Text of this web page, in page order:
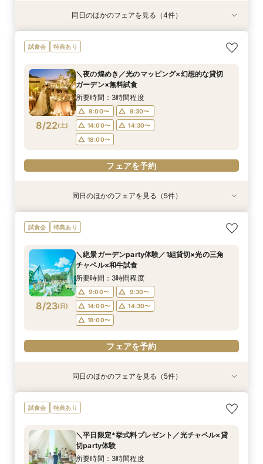
特典あり
8/21(金)
＼1軒目限定★3万ギフト付／ドレス＆挙式料プレ
ゼント×和牛試食
11:00〜
12:00〜
14:00〜
16:00〜
18:00〜
フェアを予約
特典あり
8/21(金)
【6名～30名の少人数婚】挙式＆会食Newプラ
ン誕生！無料試食付
11:00〜
12:00〜
14:00〜
16:00〜
18:00〜
フェアを予約
8/21(金)
【60分で完結】即決営業ナシで安心！気軽によ
りみちツアー
12:00〜
13:00〜
15:00〜
16:00〜
17:00〜
フェアを予約
8/21(金)
【タイパ重視！60分で完結◎】オンラインで会
場案内＆相談会
12:00〜
13:00〜
15:00〜
16:00〜
17:00〜
フェアを予約
同日のほかのフェアを見る（4件）
試食会 特典あり
8/22(土)
＼夜の煌めき／光のマッピング×幻想的な貸切
ガーデン×無料試食
所要時間：3時間程度
9:00〜
9:30〜
14:00〜
14:30〜
18:00〜
フェアを予約
特典あり
8/22(土)
＼1軒目限定★3万ギフト付／ドレス＆挙式料プレ
ゼント×和牛試食
9:00〜
14:30〜
18:00〜
フェアを予約
特典あり
8/22(土)
【6名～30名の少人数婚】挙式＆会食Newプラ
ン誕生！無料試食付
9:00〜
14:30〜
18:00〜
フェアを予約
8/22(土)
【タイパ重視！60分で完結◎】オンラインで会
場案内＆相談会
10:00〜
15:00〜
18:30〜
フェアを予約
8/22(土)
【60分で完結】即決営業ナシで安心！気軽によ
りみちツアー
10:30〜 15:30〜
フェアを予約
8/22(土)
【会場見学2件目以上◎】短縮90分Fair*雰囲気
比較×見積相談会
9:00〜
14:30〜
18:00〜
フェアを予約
同日のほかのフェアを見る（5件）
試食会 特典あり
8/23(日)
＼絶景ガーデンparty体験／1組貸切×光の三角
チャペル×和牛試食
所要時間：3時間程度
9:00〜
9:30〜
14:00〜
14:30〜
18:00〜
フェアを予約
特典あり
8/23(日)
＼1軒目限定★3万ギフト付／ドレス＆挙式料プレ
ゼント×和牛試食
9:00〜
18:00〜
特典あり
8/23(日)
【6名～30名の少人数婚】挙式＆会食Newプラ
ン誕生！無料試食付
9:00〜
18:00〜
8/23(日)
【タイパ重視！60分で完結◎】オンラインで会
場案内＆相談会
10:00〜
18:30〜
8/23(日)
【会場見学2件目以上◎】短縮90分Fair*雰囲気
比較×見積相談会
9:00〜
18:00〜
8/23(日)
【60分で完結】即決営業ナシで安心！気軽によ
りみちツアー
10:00〜
同日のほかのフェアを見る（5件）
試食会 特典あり
＼平日限定*挙式料プレゼント／光チャペル×貸
切party体験
所要時間：3時間程度